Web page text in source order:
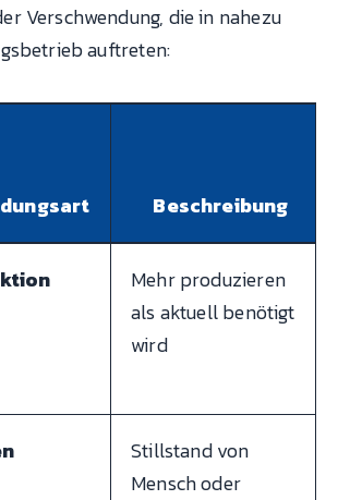
Verschwendung, die in nahezu
auftreten:
Beschreibung
Mehr produzieren
als aktuell benötigt
wird
Stillstand von
Mensch oder